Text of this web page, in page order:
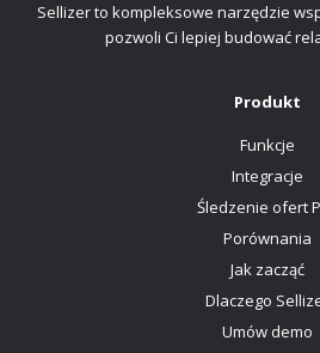
Sellizer to kompleksowe narzędzie
pozwoli Ci lepiej budować
Produkt
Funkcje
Integracje
Śledzenie ofert
Porównania
Jak zacząć
Dlaczego
Umów demo